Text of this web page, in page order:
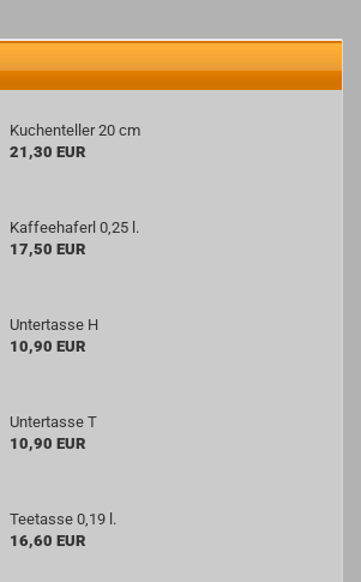
Kuchenteller 20 cm
21,30 EUR
Kaffeehaferl 0,25 l.
17,50 EUR
Untertasse H
10,90 EUR
Untertasse T
10,90 EUR
Teetasse 0,19 l.
16,60 EUR